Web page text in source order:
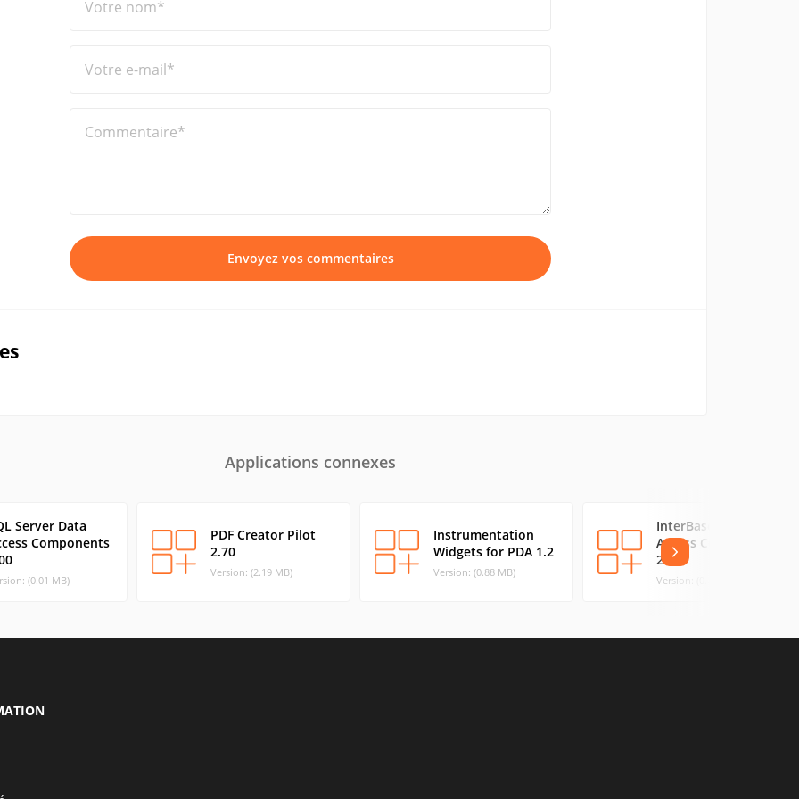
Votre nom*
Votre e-mail*
Commentaire*
Envoyez vos commentaires
Applications connexes
Server Data
Components
(0.01 MB)
PDF Creator Pilot
2.70
Version: (2.19 MB)
Instrumentation
Widgets for PDA 1.2
Version: (0.88 MB)
InterBase Data
Access Components
2.00
Version: (0.01 MB)